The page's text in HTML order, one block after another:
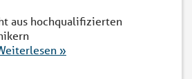
aus hochqualifizierten
»